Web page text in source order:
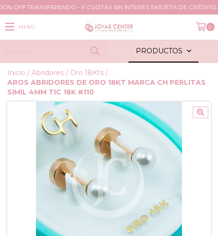
30% OFF TRANSFIRIENDO - 9 CUOTAS SIN INTERÉS TARJETA DE CRÉDITO.
MENÚ 0
PRODUCTOS
Inicio / Abridores / Oro 18Kts /
AROS ABRIDORES DE ORO 18KT MARCA CH PERLITAS
SIMIL 4MM TIC 18K #110